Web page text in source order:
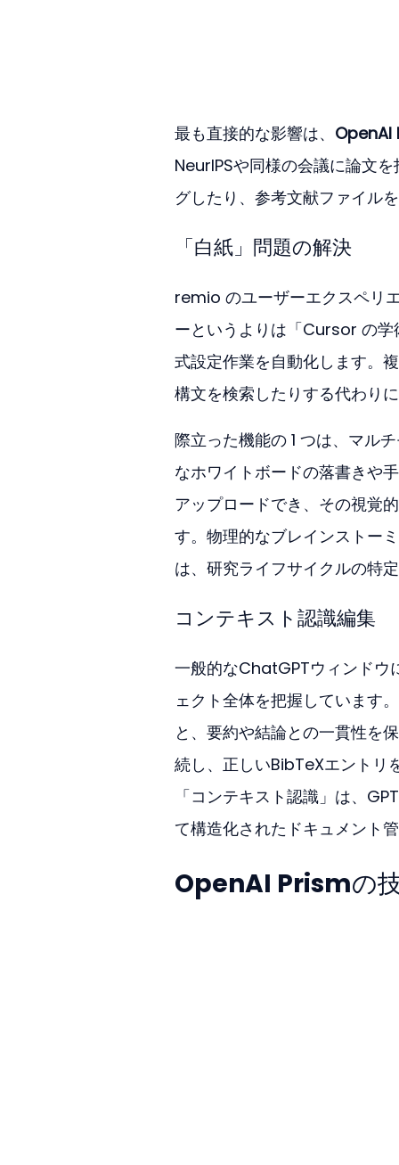
最も直接的な影響は、 OpenAI
NeurIPSや同様の会議に論文
グしたり、参考文献ファイル
「白紙」問題の解決
remio のユーザーエクスペリ
ーというよりは「Cursor の
式設定作業を自動化します。
構文を検索したりする代わり
際立った機能の 1 つは、マル
なホワイトボードの落書きや
アップロードでき、その視覚
す。物理的なブレインストー
は、研究ライフサイクルの特
コンテキスト認識編集
一般的なChatGPTウィンドウ
ェクト全体を把握しています
と、要約や結論との一貫性を
続し、正しいBibTeXエントリ
「コンテキスト認識」は、
て構造化されたドキュメント
OpenAI Prismの